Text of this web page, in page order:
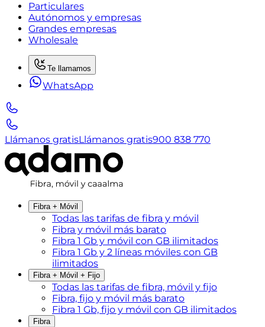
Particulares
Autónomos y empresas
Grandes empresas
Wholesale
Te llamamos
WhatsApp
Llámanos gratisLlámanos gratis900 838 770
Fibra + Móvil
Todas las tarifas de fibra y móvil
Fibra y móvil más barato
Fibra 1 Gb y móvil con GB ilimitados
Fibra 1 Gb y 2 líneas móviles con GB
ilimitados
Fibra + Móvil + Fijo
Todas las tarifas de fibra, móvil y fijo
Fibra, fijo y móvil más barato
Fibra 1 Gb, fijo y móvil con GB ilimitados
Fibra